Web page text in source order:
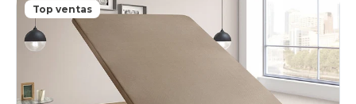
abatibles
cambria
Top ventas